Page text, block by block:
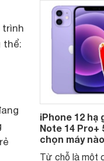
thể:
iPhone 12 hạ
Note 14 Pro+
chọn máy
Từ chỗ là một